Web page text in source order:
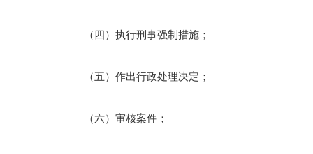
（四）执行刑事强制措施；
（五）作出行政处理决定；
（六）审核案件；